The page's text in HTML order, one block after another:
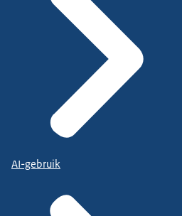
AI-gebruik